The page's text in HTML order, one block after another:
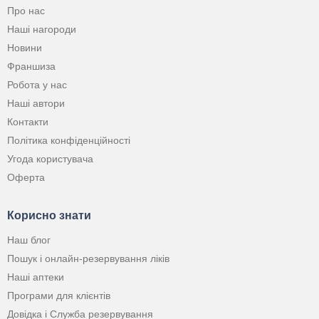
Про нас
Наші нагороди
Новини
Франшиза
Робота у нас
Наші автори
Контакти
Політика конфіденційності
Угода користувача
Оферта
Корисно знати
Наш блог
Пошук і онлайн-резервування ліків
Наші аптеки
Програми для клієнтів
Довідка і Служба резервування